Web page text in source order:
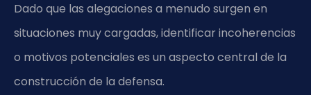
Dado que las alegaciones a menudo surgen en
situaciones muy cargadas, identificar incoherencias
o motivos potenciales es un aspecto central de la
construcción de la defensa.